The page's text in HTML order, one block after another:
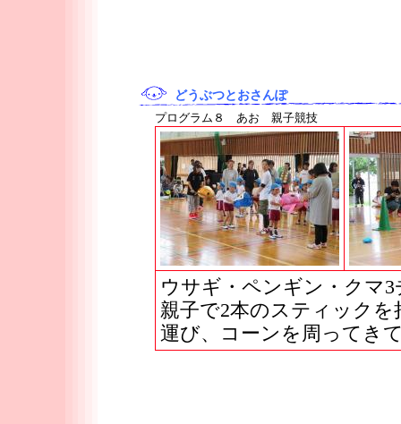
どうぶつとおさんぽ
プログラム８ あお 親子競技
ウサギ・ペンギン・クマ
親子で2本のスティック
運び、コーンを周ってき